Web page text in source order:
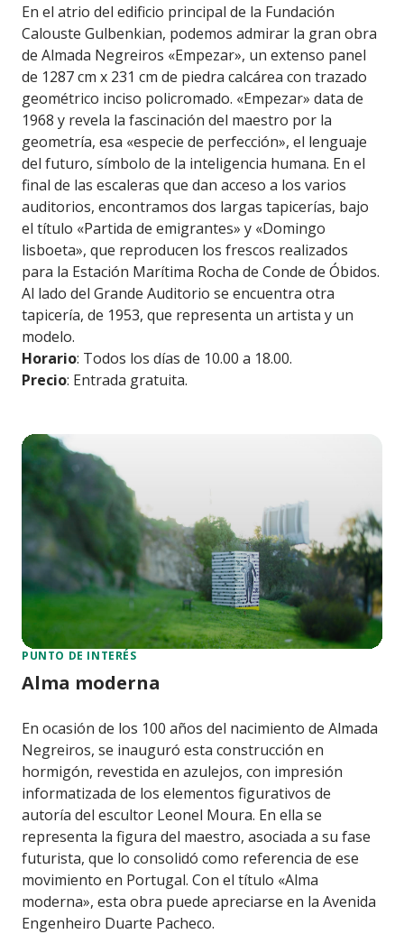
En el atrio del edificio principal de la Fundación
Calouste Gulbenkian, podemos admirar la gran obra
de Almada Negreiros «Empezar», un extenso panel
de 1287 cm x 231 cm de piedra calcárea con trazado
geométrico inciso policromado. «Empezar» data de
1968 y revela la fascinación del maestro por la
geometría, esa «especie de perfección», el lenguaje
del futuro, símbolo de la inteligencia humana. En el
final de las escaleras que dan acceso a los varios
auditorios, encontramos dos largas tapicerías, bajo
el título «Partida de emigrantes» y «Domingo
lisboeta», que reproducen los frescos realizados
para la Estación Marítima Rocha de Conde de Óbidos.
Al lado del Grande Auditorio se encuentra otra
tapicería, de 1953, que representa un artista y un
modelo.
Horario: Todos los días de 10.00 a 18.00.
Precio: Entrada gratuita.
PUNTO DE INTERÉS
Alma moderna
En ocasión de los 100 años del nacimiento de Almada
Negreiros, se inauguró esta construcción en
hormigón, revestida en azulejos, con impresión
informatizada de los elementos figurativos de
autoría del escultor Leonel Moura. En ella se
representa la figura del maestro, asociada a su fase
futurista, que lo consolidó como referencia de ese
movimiento en Portugal. Con el título «Alma
moderna», esta obra puede apreciarse en la Avenida
Engenheiro Duarte Pacheco.